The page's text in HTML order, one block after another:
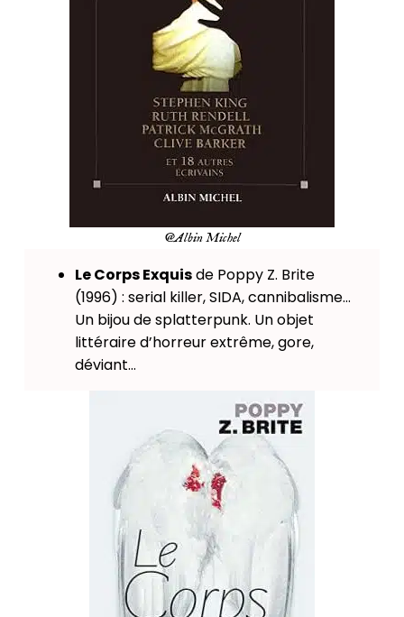
@Albin Michel
Le Corps Exquisde Poppy Z. Brite
(1996) : serial killer, SIDA, cannibalisme…
Un bijou de splatterpunk. Un objet
littéraire d’horreur extrême, gore,
déviant…